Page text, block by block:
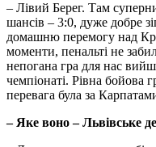
– Лівий Берег. Там
шансів – 3:0, дуже добре
домашню перемогу над
моменти, пенальті не
непогана гра для нас
чемпіонаті. Рівна бойова
перевага була за
– Яке воно – Львівське